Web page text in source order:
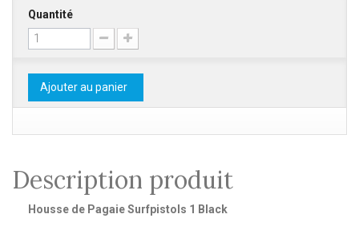
Quantité
Ajouter au panier
Description produit
Housse de Pagaie Surfpistols 1 Black